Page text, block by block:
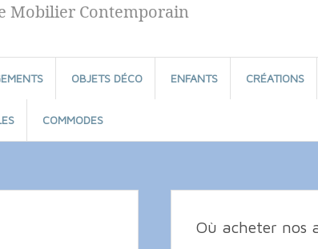
Mobilier Contemporain
OBJETS DÉCO ENFANTS CRÉATIONS
COMMODES
Où acheter nos